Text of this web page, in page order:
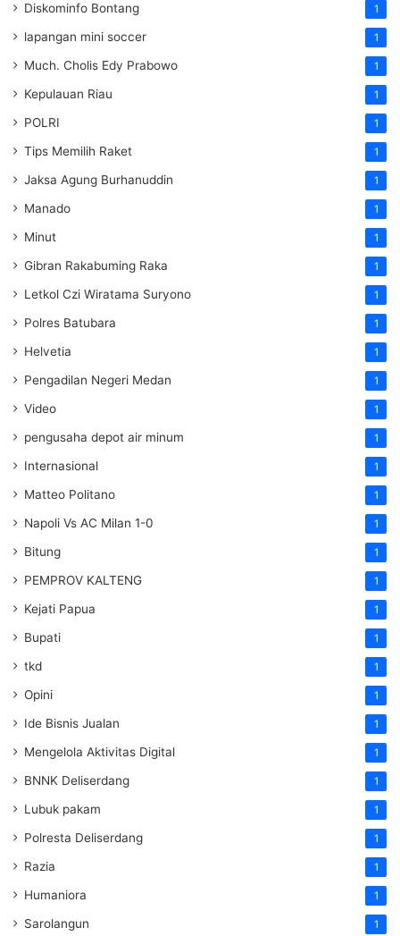
Diskominfo Bontang 1
lapangan mini soccer 1
Much. Cholis Edy Prabowo 1
Kepulauan Riau 1
POLRI 1
Tips Memilih Raket 1
Jaksa Agung Burhanuddin 1
Manado 1
Minut 1
Gibran Rakabuming Raka 1
Letkol Czi Wiratama Suryono 1
Polres Batubara 1
Helvetia 1
Pengadilan Negeri Medan 1
Video 1
pengusaha depot air minum 1
Internasional 1
Matteo Politano 1
Napoli Vs AC Milan 1-0 1
Bitung 1
PEMPROV KALTENG 1
Kejati Papua 1
Bupati 1
tkd 1
Opini 1
Ide Bisnis Jualan 1
Mengelola Aktivitas Digital 1
BNNK Deliserdang 1
Lubuk pakam 1
Polresta Deliserdang 1
Razia 1
Humaniora 1
Sarolangun 1